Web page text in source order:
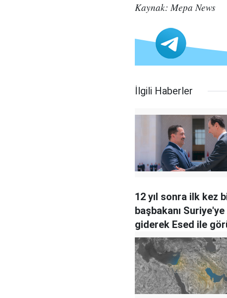
Kaynak: Mepa News
İlgili Haberler
12 yıl sonra ilk kez
başbakanı Suriye'ye
giderek Esed ile